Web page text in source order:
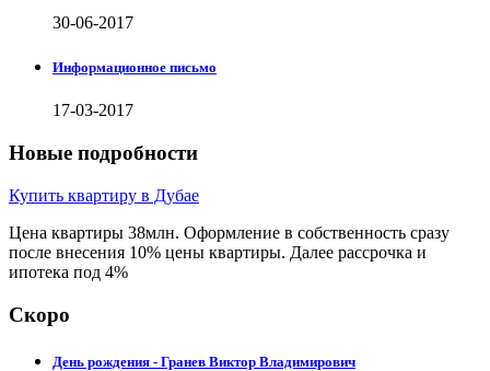
30-06-2017
Информационное письмо
17-03-2017
Новые подробности
Купить квартиру в Дубае
Цена квартиры 38млн. Оформление в собственность сразу
после внесения 10% цены квартиры. Далее рассрочка и
ипотека под 4%
Скоро
День рождения - Гранев Виктор Владимирович